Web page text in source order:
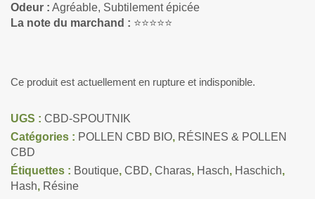
Odeur : Agréable, Subtilement épicée
La note du marchand : ⭐⭐⭐⭐⭐
Ce produit est actuellement en rupture et indisponible.
UGS : CBD-SPOUTNIK
Catégories : POLLEN CBD BIO, RÉSINES & POLLEN
CBD
Étiquettes : Boutique, CBD, Charas, Hasch, Haschich,
Hash, Résine